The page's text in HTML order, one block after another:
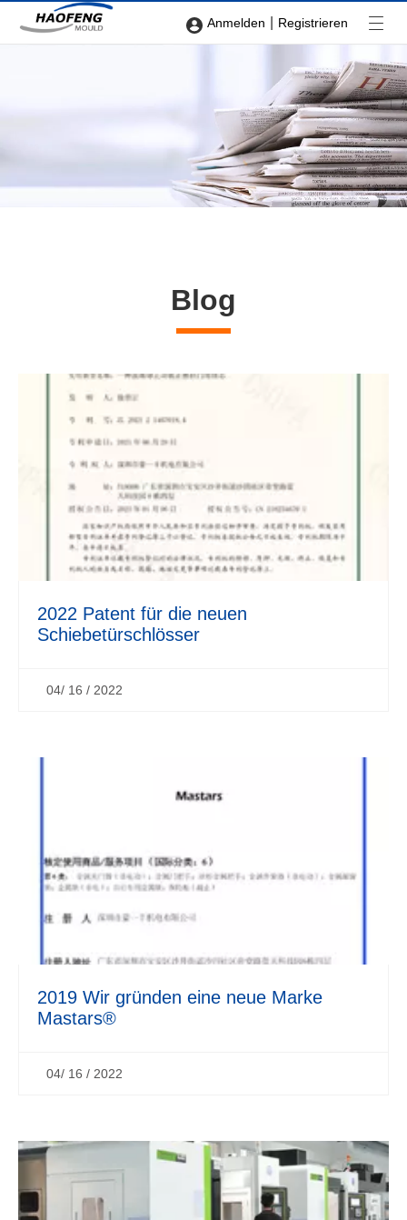
Anmelden Registrieren
Blog
2022 Patent für die neuen
Schiebetürschlösser
04/ 16 / 2022
2019 Wir gründen eine neue Marke
Mastars®
04/ 16 / 2022